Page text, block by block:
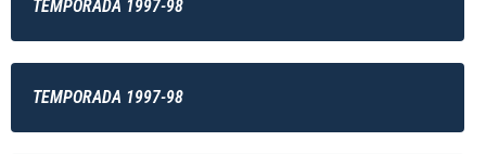
TEMPORADA 1997-98
TEMPORADA 1997-98